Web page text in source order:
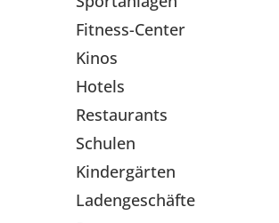
Kinos
Hotels
Restaurants
Schulen
Kindergärten
Ladengeschäfte
Praxen
Büros